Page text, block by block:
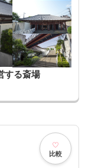
する斎場
比較